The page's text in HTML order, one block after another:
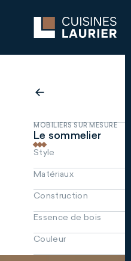
MOBILIERS SUR MESURE
Le sommelier
Style
Matériaux
Construction
Essence de bois
Couleur